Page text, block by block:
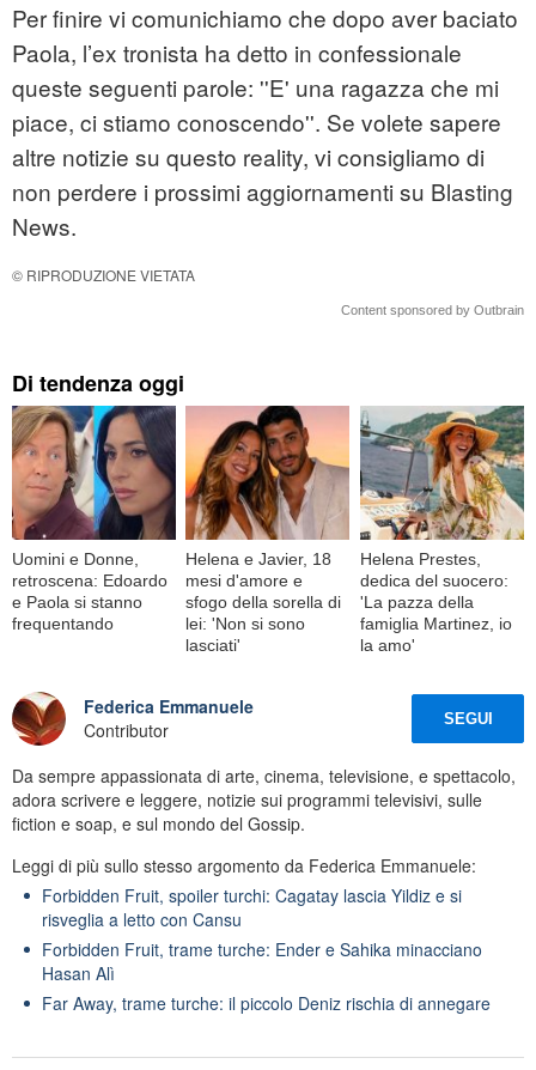
Per finire vi comunichiamo che dopo aver baciato
Paola, l’ex tronista ha detto in confessionale
queste seguenti parole: ''E' una ragazza che mi
piace, ci stiamo conoscendo''. Se volete sapere
altre notizie su questo reality, vi consigliamo di
non perdere i prossimi aggiornamenti su Blasting
News.
© RIPRODUZIONE VIETATA
Content sponsored by Outbrain
Di tendenza oggi
Uomini e Donne,
retroscena: Edoardo
e Paola si stanno
frequentando
Helena e Javier, 18
mesi d'amore e
sfogo della sorella di
lei: 'Non si sono
lasciati'
Helena Prestes,
dedica del suocero:
'La pazza della
famiglia Martinez, io
la amo'
Federica Emmanuele
Contributor
SEGUI
Da sempre appassionata di arte, cinema, televisione, e spettacolo,
adora scrivere e leggere, notizie sui programmi televisivi, sulle
fiction e soap, e sul mondo del Gossip.
Leggi di più sullo stesso argomento da Federica Emmanuele:
Forbidden Fruit, spoiler turchi: Cagatay lascia Yildiz e si
risveglia a letto con Cansu
Forbidden Fruit, trame turche: Ender e Sahika minacciano
Hasan Alì
Far Away, trame turche: il piccolo Deniz rischia di annegare